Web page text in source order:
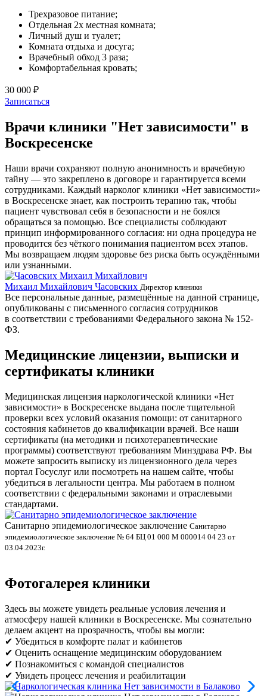
Трехразовое питание;
Отдельная 2х местная комната;
Личный душ и туалет;
Комната отдыха и досуга;
Врачебный обход 3 раза;
Комфортабельная кровать;
30 000 ₽
Записаться
Врачи клиники "Нет зависимости" в
Воскресенске
Наши врачи сохраняют полную анонимность и врачебную
тайну — это закреплено в договоре и гарантируется всеми
сотрудниками. Каждый нарколог клиники «Нет зависимости»
в Воскресенске знает, как построить терапию так, чтобы
пациент чувствовал себя в безопасности и не боялся
обращаться за помощью. Все специалисты соблюдают
принцип информированного согласия: ни одна процедура не
проводится без чёткого понимания пациентом всех этапов.
Мы возвращаем людям здоровье без риска быть осуждёнными
или узнанными.
Михаил Михайлович Часовских Директор клиники
Все персональные данные, размещённые на данной странице,
опубликованы с письменного согласия сотрудников
в соответствии с требованиями Федерального закона № 152-
ФЗ.
Медицинские лицензии, выписки и
сертификаты клиники
Медицинская лицензия наркологической клиники «Нет
зависимости» в Воскресенске выдана после тщательной
проверки всех условий оказания помощи: от санитарного
состояния кабинетов до квалификации врачей. Все наши
сертификаты (на методики и психотерапевтические
программы) соответствуют требованиям Минздрава РФ. Вы
можете запросить выписку из лицензионного дела через
портал Госуслуг или посмотреть на нашем сайте, чтобы
убедиться в легальности центра. Мы работаем в полном
соответствии с федеральными законами и отраслевыми
стандартами.
Санитарно эпидемиологическое заключение Санитарно
эпидемиологическое заключение № 64 БЦ 01 000 М 000014 04 23 от
03.04.2023г.
Фотогалерея клиники
Здесь вы можете увидеть реальные условия лечения и
атмосферу нашей клиники в Воскресенске. Мы сознательно
делаем акцент на прозрачность, чтобы вы могли:
✔ Убедиться в комфорте палат и кабинетов
✔ Оценить оснащение медицинским оборудованием
✔ Познакомиться с командой специалистов
✔ Увидеть процесс лечения и реабилитации